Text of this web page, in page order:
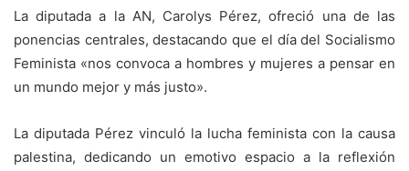
La diputada a la AN, Carolys Pérez, ofreció una de las
ponencias centrales, destacando que el día del Socialismo
Feminista «nos convoca a hombres y mujeres a pensar en
un mundo mejor y más justo».
La diputada Pérez vinculó la lucha feminista con la causa
palestina, dedicando un emotivo espacio a la reflexión